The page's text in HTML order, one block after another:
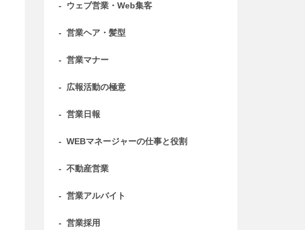
- ウェブ営業・Web集客
- 営業ヘア・髪型
- 営業マナー
- 広報活動の極意
- 営業日報
- WEBマネージャーの仕事と役割
- 不動産営業
- 営業アルバイト
- 営業採用